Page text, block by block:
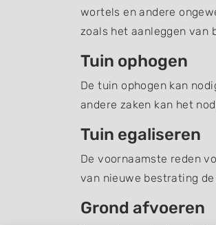
wortels en andere
zoals het aanleggen van
Tuin ophogen
De tuin ophogen kan
andere zaken kan het
Tuin egaliseren
De voornaamste reden
van nieuwe bestrating
Grond afvoeren